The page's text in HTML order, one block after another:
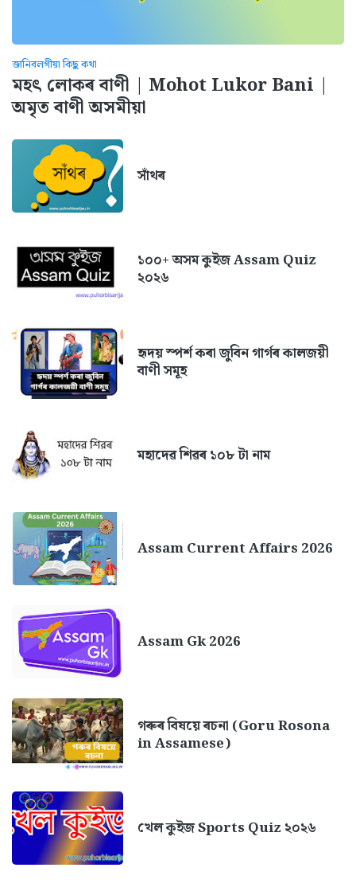
জানিবলগীয়া কিছু কথা
মহৎ লোকৰ বাণী | Mohot Lukor Bani |
অমৃত বাণী অসমীয়া
সাঁথৰ
১০০+ অসম কুইজ Assam Quiz
২০২৬
হৃদয় স্পৰ্শ কৰা জুবিন গাৰ্গৰ কালজয়ী
বাণী সমূহ
মহাদেৱ শিৱৰ ১০৮ টা নাম
Assam Current Affairs 2026
Assam Gk 2026
গৰুৰ বিষয়ে ৰচনা (Goru Rosona
in Assamese)
খেল কুইজ Sports Quiz ২০২৬